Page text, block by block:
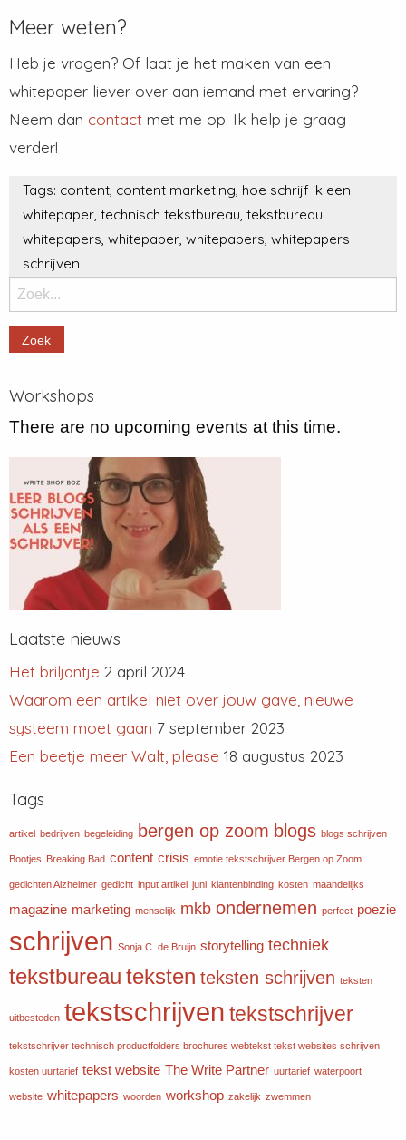
Meer weten?
Heb je vragen? Of laat je het maken van een
whitepaper liever over aan iemand met ervaring?
Neem dan contact met me op. Ik help je graag
verder!
Tags: content, content marketing, hoe schrijf ik een
whitepaper,technisch tekstbureau,tekstbureau
whitepapers,whitepaper,whitepapers,whitepapers
schrijven
Zoek:
Workshops
There are no upcoming events at this time.
Laatste nieuws
Het briljantje 2 april 2024
Waarom een artikel niet over jouw gave, nieuwe
systeem moet gaan 7 september 2023
Een beetje meer Walt, please 18 augustus 2023
Tags
artikel bedrijven begeleiding bergen op zoom blogs blogs schrijven
Bootjes Breaking Bad content crisis emotie tekstschrijver Bergen op Zoom
gedichten Alzheimer gedicht input artikel juni klantenbinding kosten maandelijks
magazine marketing menselijk mkb ondernemen perfect poezie
schrijven Sonja C. de Bruijn storytelling techniek
tekstbureau teksten teksten schrijven teksten
uitbesteden tekstschrijven tekstschrijver
tekstschrijver technisch productfolders brochures webtekst tekst websites schrijven
kosten uurtarief tekst website The Write Partner uurtarief waterpoort
website whitepapers woorden workshop zakelijk zwemmen